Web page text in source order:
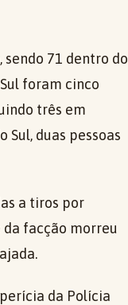
sendo 71 dentro do
foram cinco
três em
Sul, duas pessoas
a tiros por
facção morreu
da Polícia